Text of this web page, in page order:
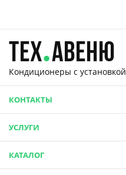
Кондиционеры с установкой
КОНТАКТЫ
УСЛУГИ
КАТАЛОГ